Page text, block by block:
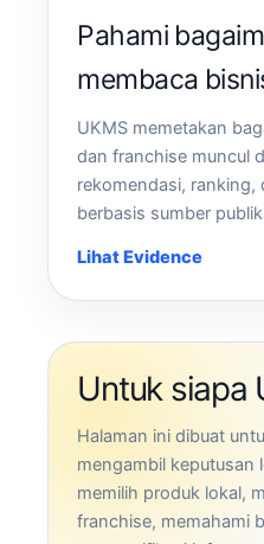
Pahami
membaca
UKMS memetakan
dan franchise muncul
rekomendasi, ranking,
berbasis sumber
Lihat Evidence
Untuk siapa
Halaman ini dibuat
mengambil keputusan
memilih produk lokal,
franchise, memahami